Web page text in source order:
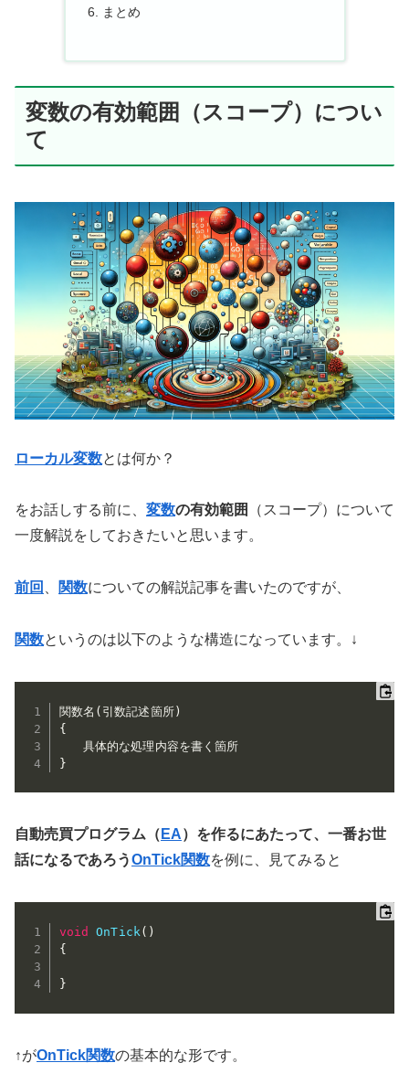
まとめ
変数の有効範囲（スコープ）につい
て
ローカル変数とは何か？
をお話しする前に、 変数の有効範囲
（スコープ）について
一度解説をしておきたいと思います。
前回 関数についての解説記事を書いたのですが、
関数というのは以下のような構造になっています。↓
関数名 ( 引数記述箇所)
{
}
自動売買プログラム（ EA）を作るにあたって、一番お世
話になるであろうOnTick関数を例に、見てみると
void OnTick( )
{
}
↑がOnTick関数の基本的な形です。